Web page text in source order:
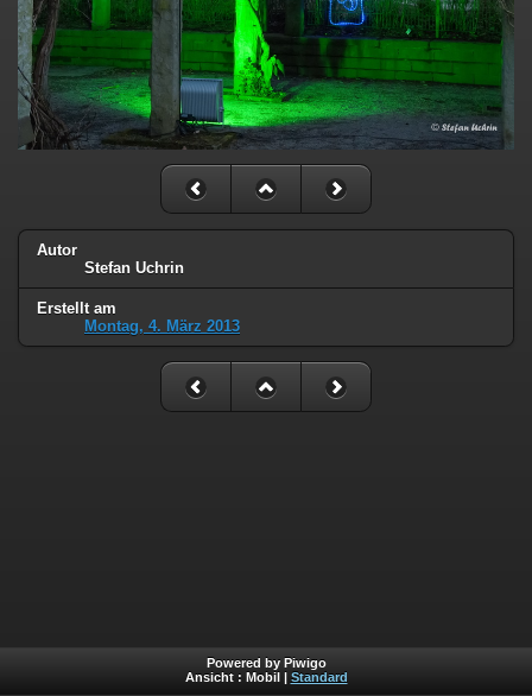
Autor
Stefan Uchrin
Erstellt am
Montag, 4. März 2013
Powered by Piwigo
Ansicht : Mobil Standard